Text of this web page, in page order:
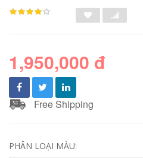
1,950,000 đ
Free Shipping
PHÂN LOẠI MÀU: